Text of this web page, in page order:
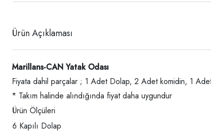
Ürün Açıklaması
Marillans-CAN Yatak Odası
Fiyata dahil parçalar ; 1 Adet Dolap, 2 Adet komidin, 1
* Takım halinde alındığında fiyat daha uygundur
Ürün Ölçüleri
6 Kapılı Dolap